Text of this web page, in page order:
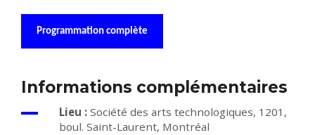
Programmation complète
Informations complémentaires
Lieu : Société des arts technologiques, 1201,
boul. Saint-Laurent, Montréal